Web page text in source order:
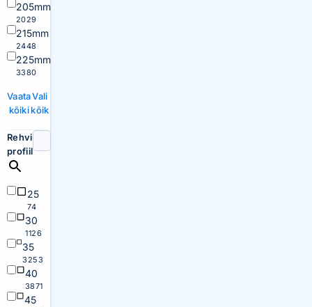
205mm
2029
215mm
2448
225mm
3380
Vaata
kõiki
Vali
kõik
Rehvi
profiil
25
74
30
1126
35
3253
40
3871
45